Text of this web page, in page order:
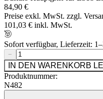
84,90 €
Preise exkl. MwSt. zzgl.
101,03 € inkl. MwSt.
Sofort verfügbar, Lieferzeit:
−
IN DEN WARENKORB
Produktnummer:
N482